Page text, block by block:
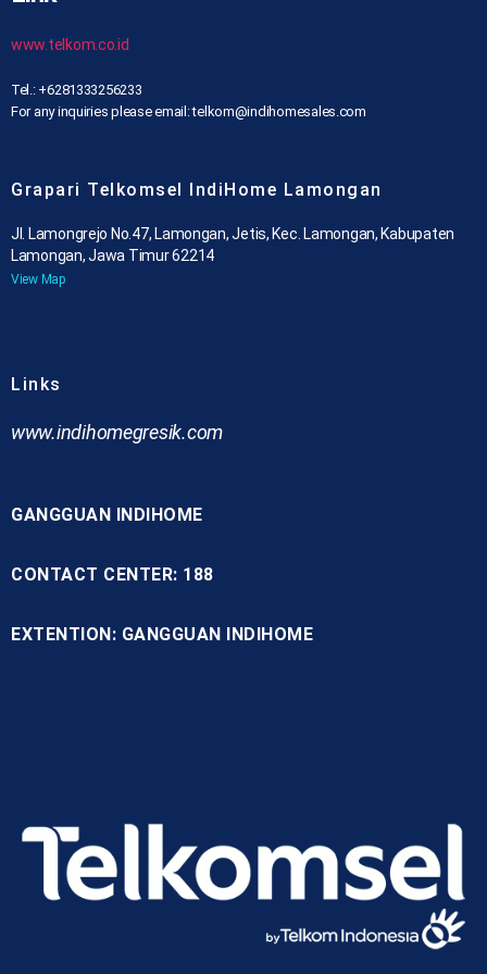
www.telkom.co.id
Tel.: +6281333256233
For any inquiries please email: telkom@indihomesales.com
Grapari Telkomsel IndiHome Lamongan
Jl. Lamongrejo No.47, Lamongan, Jetis, Kec. Lamongan, Kabupaten
Lamongan, Jawa Timur 62214
View Map
Links
www.indihomegresik.com
GANGGUAN INDIHOME
CONTACT CENTER: 188
EXTENTION: GANGGUAN INDIHOME